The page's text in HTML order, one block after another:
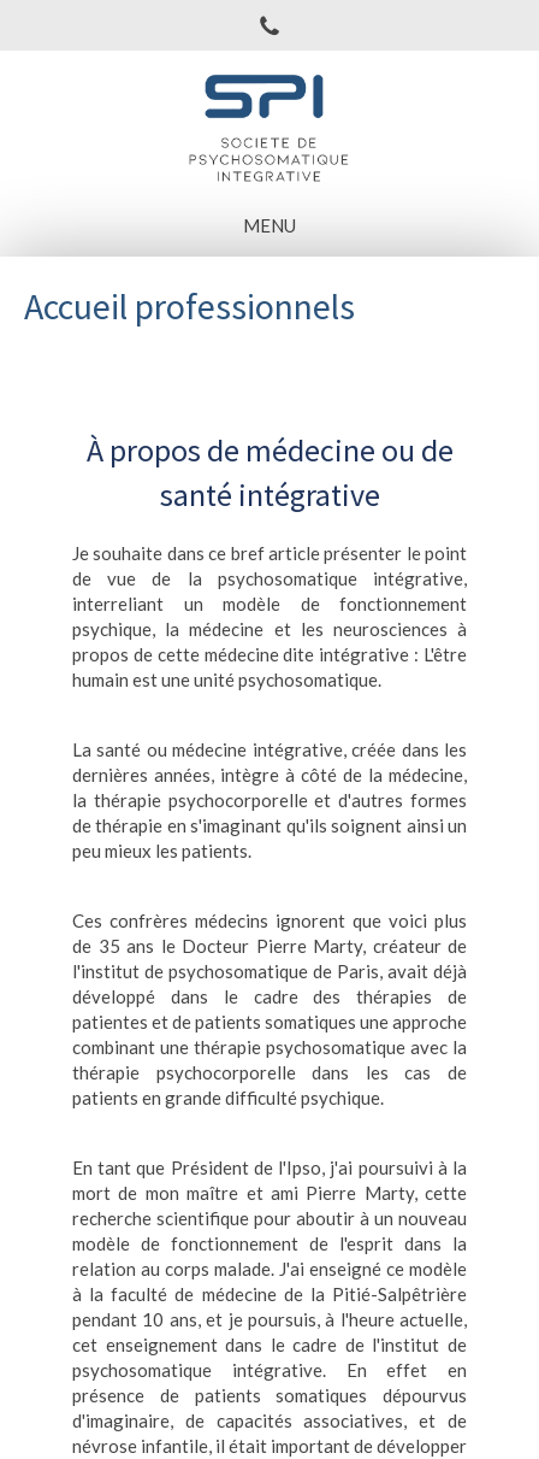
MENU
Accueil professionnels
À propos de médecine ou de
santé intégrative
Je souhaite dans ce bref article présenter le point
de vue de la psychosomatique intégrative,
interreliant un modèle de fonctionnement
psychique, la médecine et les neurosciences à
propos de cette médecine dite intégrative : L'être
humain est une unité psychosomatique.
La santé ou médecine intégrative, créée dans les
dernières années, intègre à côté de la médecine,
la thérapie psychocorporelle et d'autres formes
de thérapie en s'imaginant qu'ils soignent ainsi un
peu mieux les patients.
Ces confrères médecins ignorent que voici plus
de 35 ans le Docteur Pierre Marty, créateur de
l'institut de psychosomatique de Paris, avait déjà
développé dans le cadre des thérapies de
patientes et de patients somatiques une approche
combinant une thérapie psychosomatique avec la
thérapie psychocorporelle dans les cas de
patients en grande difficulté psychique.
En tant que Président de l'Ipso, j'ai poursuivi à la
mort de mon maître et ami Pierre Marty, cette
recherche scientifique pour aboutir à un nouveau
modèle de fonctionnement de l'esprit dans la
relation au corps malade. J'ai enseigné ce modèle
à la faculté de médecine de la Pitié-Salpêtrière
pendant 10 ans, et je poursuis, à l'heure actuelle,
cet enseignement dans le cadre de l'institut de
psychosomatique intégrative. En effet en
présence de patients somatiques dépourvus
d'imaginaire, de capacités associatives, et de
névrose infantile, il était important de développer